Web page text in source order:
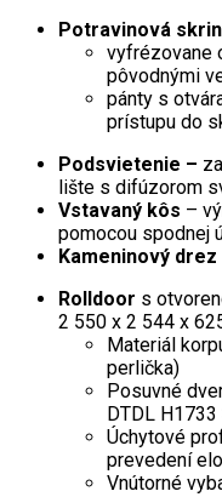
Potravinová
vyfrézovane
pôvodnými
pánty s
prístupu do
Podsvietenie –
lište s difúzorom
Vstavaný kôs –
pomocou spodnej
Kameninový drez
Rolldoor s
2 550 x 2 544 x
Materiál
perlička)
Posuvné
DTDL
Úchytové
prevedení
Vnútorné